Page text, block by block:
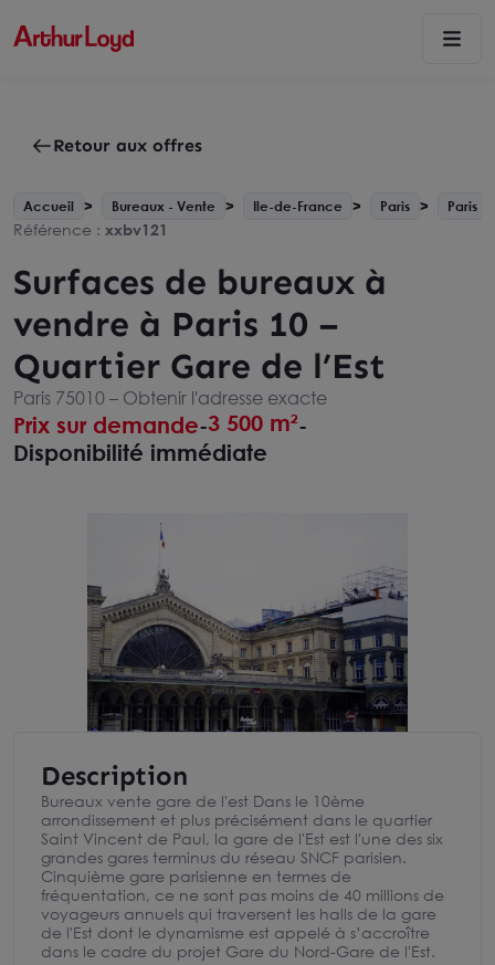
Retour aux offres
Accueil Bureaux - Vente Ile-de-France Paris Paris
Référence : xxbv121
Surfaces de bureaux à
vendre à Paris 10 –
Quartier Gare de l’Est
Paris 75010 – Obtenir l'adresse exacte
Prix sur demande-3 500 m²-
Disponibilité immédiate
Description
Bureaux vente gare de l'est Dans le 10ème
arrondissement et plus précisément dans le quartier
Saint Vincent de Paul, la gare de l'Est est l'une des six
grandes gares terminus du réseau SNCF parisien.
Cinquième gare parisienne en termes de
fréquentation, ce ne sont pas moins de 40 millions de
voyageurs annuels qui traversent les halls de la gare
de l'Est dont le dynamisme est appelé à s’accroître
dans le cadre du projet Gare du Nord-Gare de l'Est.